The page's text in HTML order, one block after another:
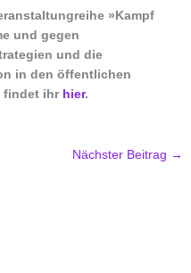
»Kampf
und gegen
und die
in den öffentlichen
findet ihr hier.
Nächster Beitrag →